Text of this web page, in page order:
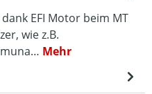
EFI Motor beim MT
wie z.B.
Mehr